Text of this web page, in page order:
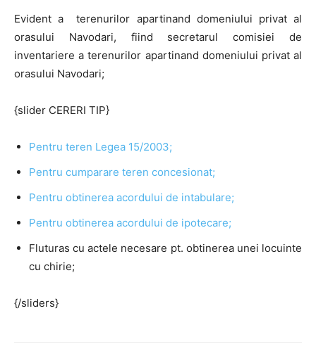
Evident a terenurilor apartinand domeniului privat al
orasului Navodari, fiind secretarul comisiei de
inventariere a terenurilor apartinand domeniului privat al
orasului Navodari;
{slider CERERI TIP}
Pentru teren Legea 15/2003;
Pentru cumparare teren concesionat;
Pentru obtinerea acordului de intabulare;
Pentru obtinerea acordului de ipotecare;
Fluturas cu actele necesare pt. obtinerea unei locuinte
cu chirie;
{/sliders}